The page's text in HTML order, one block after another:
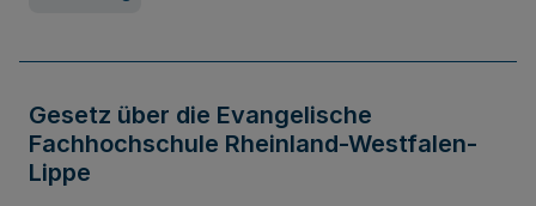
Gesetz über die Evangelische
Fachhochschule Rheinland-Westfalen-
Lippe